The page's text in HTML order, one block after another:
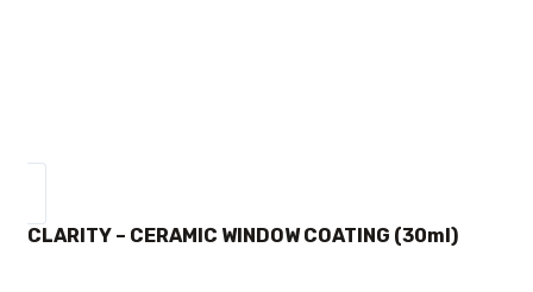
CLARITY – CERAMIC WINDOW COATING (30ml)